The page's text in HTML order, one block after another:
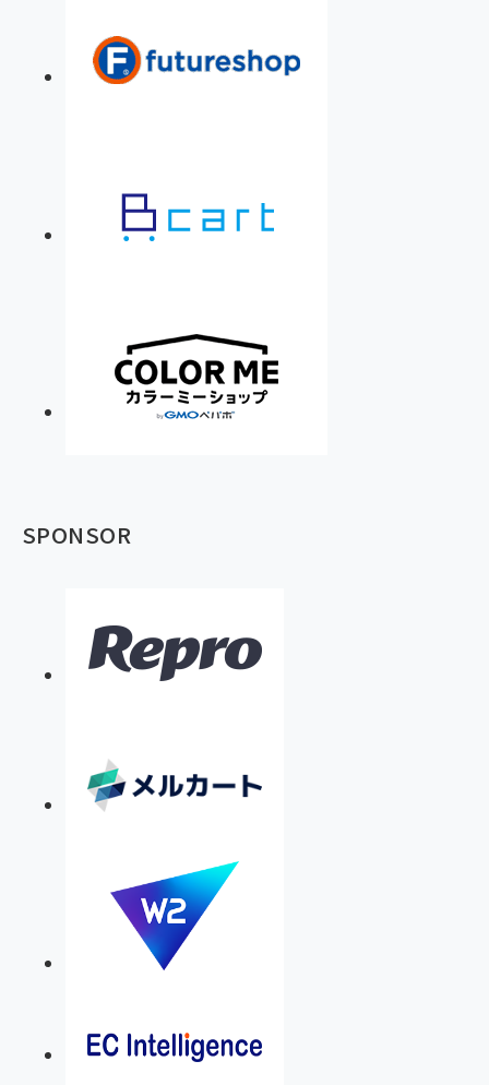
SPONSOR